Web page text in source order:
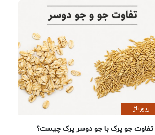
رپورتاژ
تفاوت جو پرک با جو دوسر پرک چیست؟